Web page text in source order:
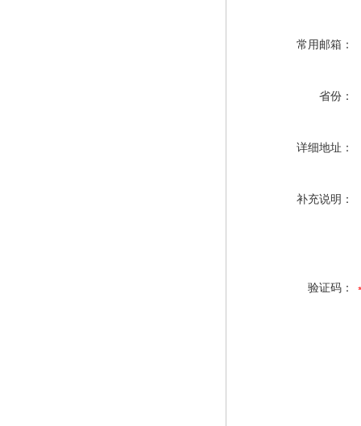
常用邮箱：
省份：
详细地址：
补充说明：
验证码：